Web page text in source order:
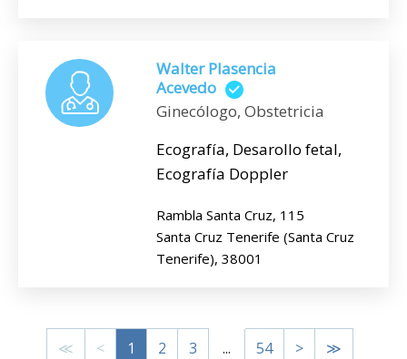
Walter Plasencia
Acevedo
Ginecólogo, Obstetricia
Ecografía, Desarollo fetal,
Ecografía Doppler
Rambla Santa Cruz, 115
Santa Cruz Tenerife (Santa Cruz
Tenerife), 38001
≪ < 1 2 3 ... 54 > ≫